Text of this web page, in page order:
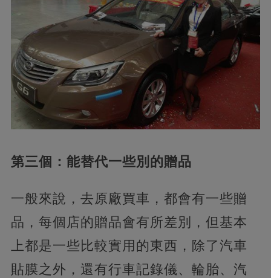
第三個：能替代一些別的贈品
一般來說，去原廠買車，都會有一些贈
品，每個店的贈品會有所差別，但基本
上都是一些比較實用的東西，除了汽車
貼膜之外，還有行車記錄儀、輪胎、汽